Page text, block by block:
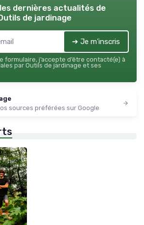
dernières actualités de
de jardinage
➔ Je m'inscris
formulaire, j’accepte d’être contacté(e) à
par Outils de jardinage et ses
sources préférées sur Google